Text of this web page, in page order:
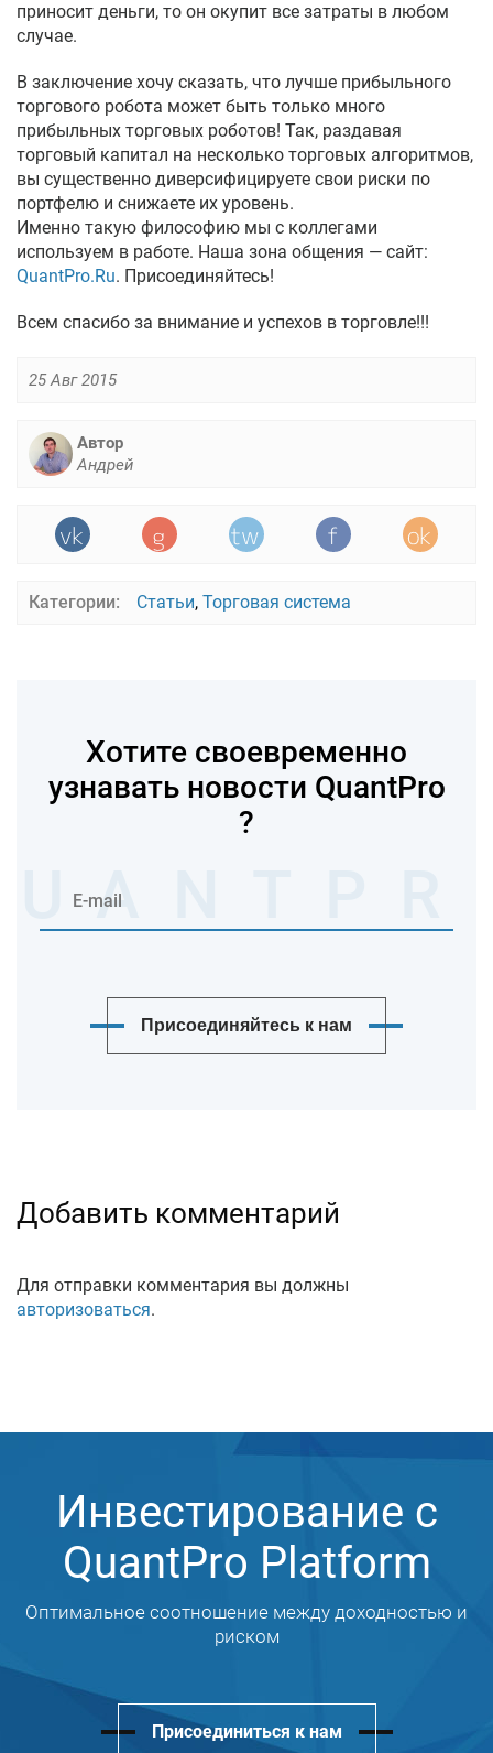
приносит деньги, то он окупит все затраты в любом
случае.
В заключение хочу сказать, что лучше прибыльного
торгового робота может быть только много
прибыльных торговых роботов! Так, раздавая
торговый капитал на несколько торговых алгоритмов,
вы существенно диверсифицируете свои риски по
портфелю и снижаете их уровень.
Именно такую философию мы с коллегами
используем в работе. Наша зона общения — сайт:
QuantPro.Ru. Присоединяйтесь!
Всем спасибо за внимание и успехов в торговле!!!
25 Авг 2015
Автор
Андрей
Категории: Статьи, Торговая система
Хотите своевременно
узнавать новости QuantPro
?
Присоединяйтесь к нам
Добавить комментарий
Для отправки комментария вы должны
авторизоваться.
Инвестирование с
QuantPro Platform
Оптимальное соотношение между доходностью и
риском
Присоединиться к нам